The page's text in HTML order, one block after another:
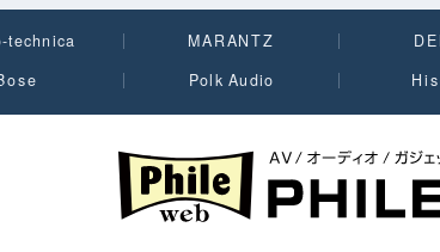
technica MARANTZ
Polk Audio
PHILE WEB｜AV/オーディオ/ガジェ